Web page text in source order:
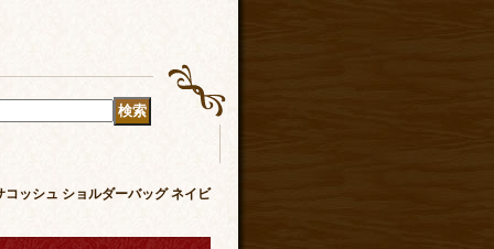
コッシュ ショルダーバッグ ネイビ